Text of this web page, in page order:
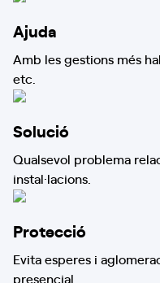
Ajuda
Amb les gestions més
etc.
Solució
Qualsevol problema
instal·lacions.
Protecció
Evita esperes i
presencial.